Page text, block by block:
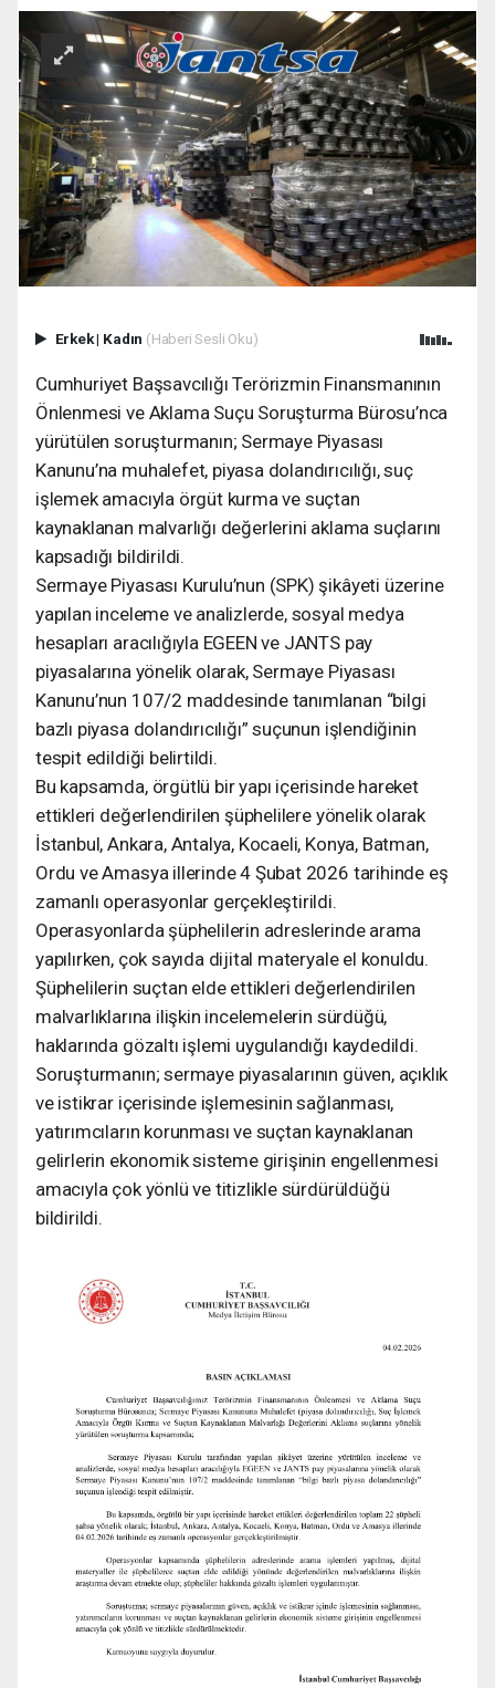
Erkek| Kadın (Haberi Sesli Oku)
Cumhuriyet Başsavcılığı Terörizmin Finansmanının
Önlenmesi ve Aklama Suçu Soruşturma Bürosu’nca
yürütülen soruşturmanın; Sermaye Piyasası
Kanunu’na muhalefet, piyasa dolandırıcılığı, suç
işlemek amacıyla örgüt kurma ve suçtan
kaynaklanan malvarlığı değerlerini aklama suçlarını
kapsadığı bildirildi.
Sermaye Piyasası Kurulu’nun (SPK) şikâyeti üzerine
yapılan inceleme ve analizlerde, sosyal medya
hesapları aracılığıyla EGEEN ve JANTS pay
piyasalarına yönelik olarak, Sermaye Piyasası
Kanunu’nun 107/2 maddesinde tanımlanan “bilgi
bazlı piyasa dolandırıcılığı” suçunun işlendiğinin
tespit edildiği belirtildi.
Bu kapsamda, örgütlü bir yapı içerisinde hareket
ettikleri değerlendirilen şüphelilere yönelik olarak
İstanbul, Ankara, Antalya, Kocaeli, Konya, Batman,
Ordu ve Amasya illerinde 4 Şubat 2026 tarihinde eş
zamanlı operasyonlar gerçekleştirildi.
Operasyonlarda şüphelilerin adreslerinde arama
yapılırken, çok sayıda dijital materyale el konuldu.
Şüphelilerin suçtan elde ettikleri değerlendirilen
malvarlıklarına ilişkin incelemelerin sürdüğü,
haklarında gözaltı işlemi uygulandığı kaydedildi.
Soruşturmanın; sermaye piyasalarının güven, açıklık
ve istikrar içerisinde işlemesinin sağlanması,
yatırımcıların korunması ve suçtan kaynaklanan
gelirlerin ekonomik sisteme girişinin engellenmesi
amacıyla çok yönlü ve titizlikle sürdürüldüğü
bildirildi.